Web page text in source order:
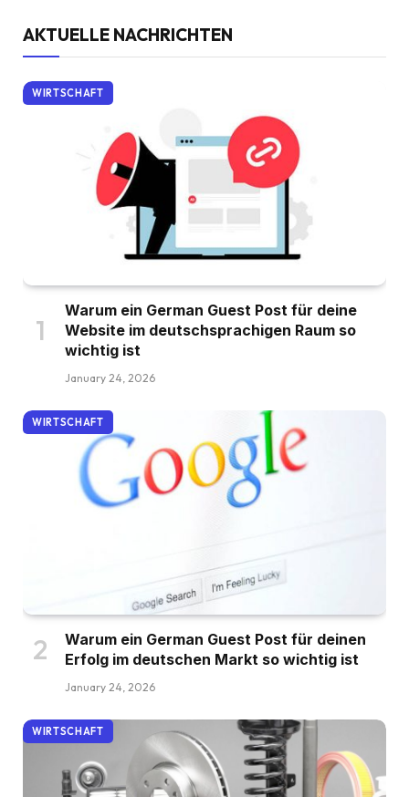
AKTUELLE NACHRICHTEN
WIRTSCHAFT
Warum ein German Guest Post für deine
Website im deutschsprachigen Raum so
wichtig ist
January 24, 2026
WIRTSCHAFT
Warum ein German Guest Post für deinen
Erfolg im deutschen Markt so wichtig ist
January 24, 2026
WIRTSCHAFT